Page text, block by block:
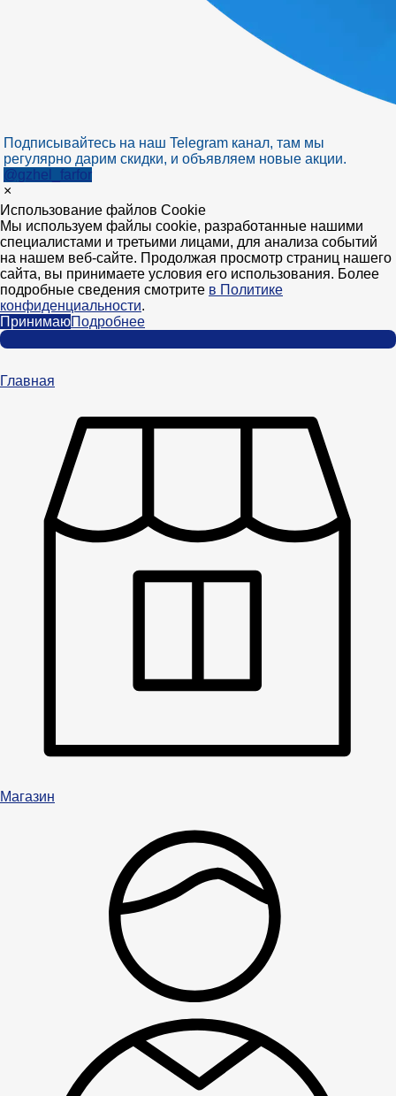
Подписывайтесь на наш Telegram канал, там мы
регулярно дарим скидки, и объявляем новые акции.
@gzhel_farfor
×
Использование файлов Cookie
Мы используем файлы cookie, разработанные нашими
специалистами и третьими лицами, для анализа событий
на нашем веб-сайте. Продолжая просмотр страниц нашего
сайта, вы принимаете условия его использования. Более
подробные сведения смотрите в Политике
конфиденциальности.
ПринимаюПодробнее
Главная
Магазин